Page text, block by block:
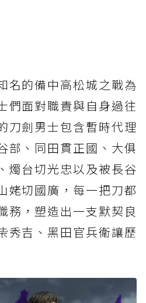
名的備中高松城之戰為
們面對職責與自身過往
刀劍男士包含暫時代理
部、同田貫正國、大俱
燭台切光忠以及被長谷
姥切國廣，每一把刀都
務，塑造出一支默契良
秀吉、黑田官兵衛讓歷